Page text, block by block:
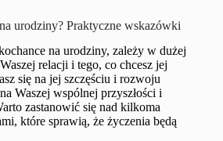
urodziny? Praktyczne wskazówki
na urodziny, zależy w dużej
relacji i tego, co chcesz jej
się na jej szczęściu i rozwoju
Waszej wspólnej przyszłości i
zastanowić się nad kilkoma
które sprawią, że życzenia będą